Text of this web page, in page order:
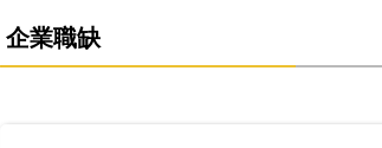
企業職缺